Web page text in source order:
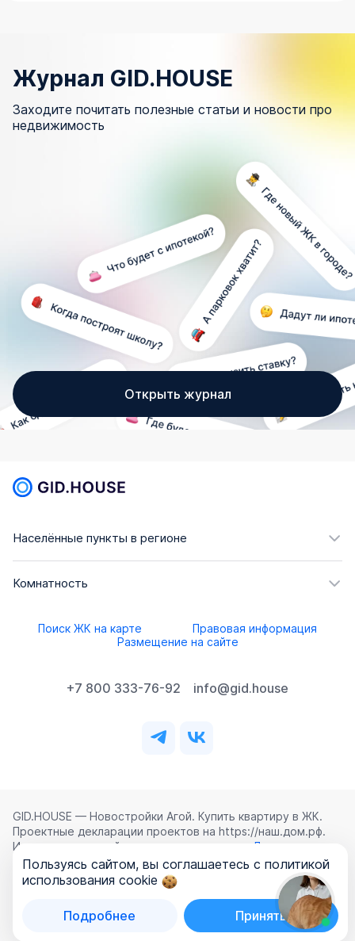
Журнал GID.HOUSE
Заходите почитать полезные статьи и новости про
недвижимость
Открыть журнал
Населённые пункты в регионе
Комнатность
Поиск ЖК на карте
Правовая информация
Размещение на сайте
+7 800 333-76-92 info@gid.house
GID.HOUSE — Новостройки Агой. Купить квартиру в ЖК.
Проектные декларации проектов на https://наш.дом.рф.
Использование сайта означает согласие с
Лицензионным
соглашением ,Политикой конфиденциальностии
Политикой обработки персональных данных
ООО «ГИД.ХАУЗ»
Пользуясь сайтом, вы соглашаетесь с политикой
использования cookie
Подробнее Принять